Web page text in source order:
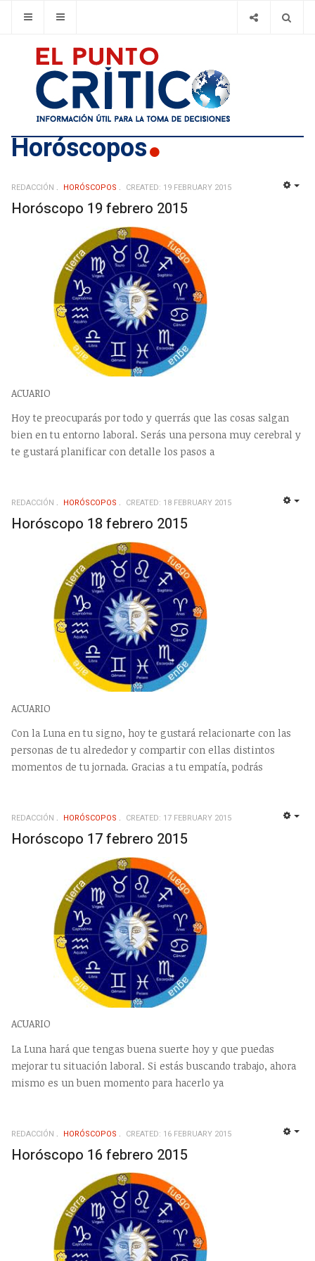
Horóscopos
REDACCIÓN HORÓSCOPOS CREATED: 19 FEBRUARY 2015
Horóscopo 19 febrero 2015
ACUARIO
Hoy te preocuparás por todo y querrás que las cosas salgan
bien en tu entorno laboral. Serás una persona muy cerebral y
te gustará planificar con detalle los pasos a
REDACCIÓN HORÓSCOPOS CREATED: 18 FEBRUARY 2015
Horóscopo 18 febrero 2015
ACUARIO
Con la Luna en tu signo, hoy te gustará relacionarte con las
personas de tu alrededor y compartir con ellas distintos
momentos de tu jornada. Gracias a tu empatía, podrás
REDACCIÓN HORÓSCOPOS CREATED: 17 FEBRUARY 2015
Horóscopo 17 febrero 2015
ACUARIO
La Luna hará que tengas buena suerte hoy y que puedas
mejorar tu situación laboral. Si estás buscando trabajo, ahora
mismo es un buen momento para hacerlo ya
REDACCIÓN HORÓSCOPOS CREATED: 16 FEBRUARY 2015
Horóscopo 16 febrero 2015